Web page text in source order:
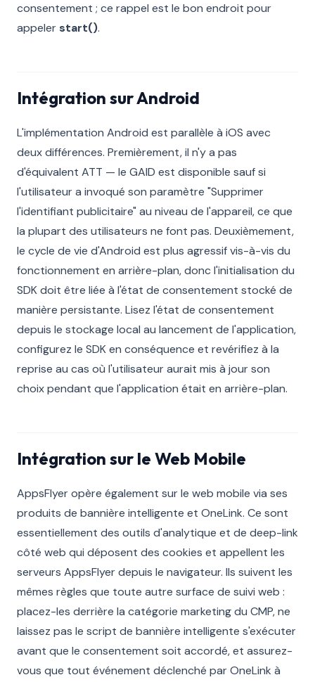
consentement ; ce rappel est le bon endroit pour
appelerstart().
Intégration sur Android
L'implémentation Android est parallèle à iOS avec
deux différences. Premièrement, il n'y a pas
d'équivalent ATT — le GAID est disponible sauf si
l'utilisateur a invoqué son paramètre "Supprimer
l'identifiant publicitaire" au niveau de l'appareil, ce que
la plupart des utilisateurs ne font pas. Deuxièmement,
le cycle de vie d'Android est plus agressif vis-à-vis du
fonctionnement en arrière-plan, donc l'initialisation du
SDK doit être liée à l'état de consentement stocké de
manière persistante. Lisez l'état de consentement
depuis le stockage local au lancement de l'application,
configurez le SDK en conséquence et revérifiez à la
reprise au cas où l'utilisateur aurait mis à jour son
choix pendant que l'application était en arrière-plan.
Intégration sur le Web Mobile
AppsFlyer opère également sur le web mobile via ses
produits de bannière intelligente et OneLink. Ce sont
essentiellement des outils d'analytique et de deep-link
côté web qui déposent des cookies et appellent les
serveurs AppsFlyer depuis le navigateur. Ils suivent les
mêmes règles que toute autre surface de suivi web :
placez-les derrière la catégorie marketing du CMP, ne
laissez pas le script de bannière intelligente s'exécuter
avant que le consentement soit accordé, et assurez-
vous que tout événement déclenché par OneLink à